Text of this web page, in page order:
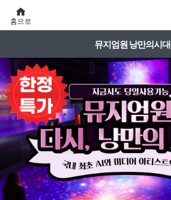
홈으로
뮤지엄원 낭만의시대